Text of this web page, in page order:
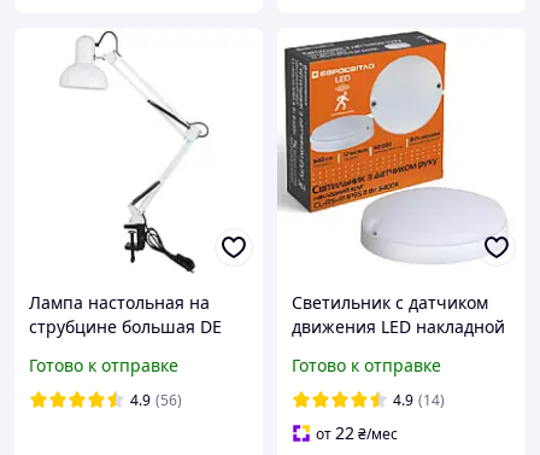
Лампа настольная на
струбцине большая DE
Готово к отправке
4.9 (56)
Светильник с датчиком
движения LED накладной
IP65 8 Вт 6400К
Готово к отправке
4.9 (14)
от22₴/мес